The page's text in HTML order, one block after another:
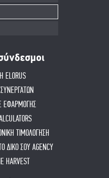
ELORUS
ΕΦΑΡΜΟΓΗΣ
ΤΙΜΟΛΟΓΗΣΗ
ΔΙΚΌ ΣΟΥ AGENCY